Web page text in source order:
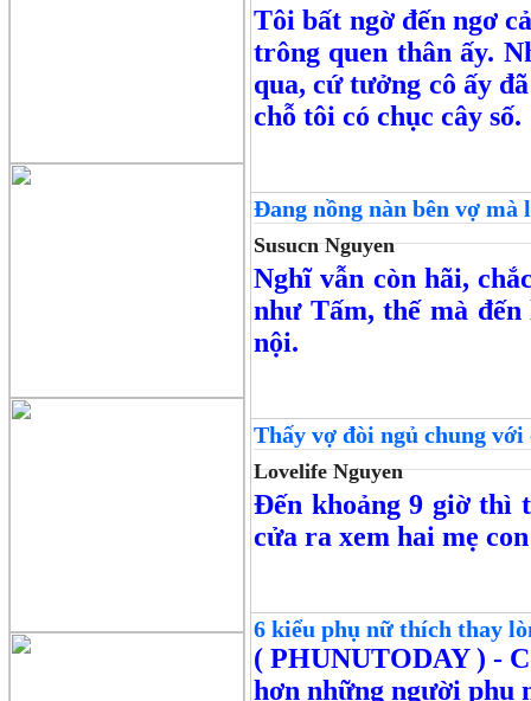
Tôi bất ngờ đến ngơ
trông quen thân ấy.
qua, cứ tưởng cô ấy
chỗ tôi có chục cây số.
Đang nồng nàn bên vợ
Susucn Nguyen
Nghĩ vẫn còn hãi,
như Tấm, thế mà
nội.
Thấy vợ đòi ngủ chung
Lovelife Nguyen
Đến khoảng 9 giờ thì
cửa ra xem hai mẹ
6 kiểu phụ nữ thích thay
( PHUNUTODAY ) -
hơn những người phụ